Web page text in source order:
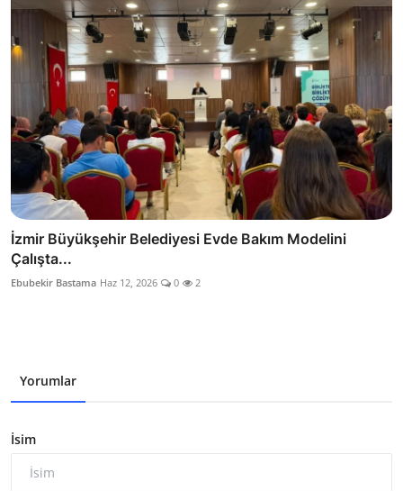
İzmir Büyükşehir Belediyesi Evde Bakım Modelini
Çalışta...
Ebubekir Bastama Haz 12, 2026 0 2
Yorumlar
İsim